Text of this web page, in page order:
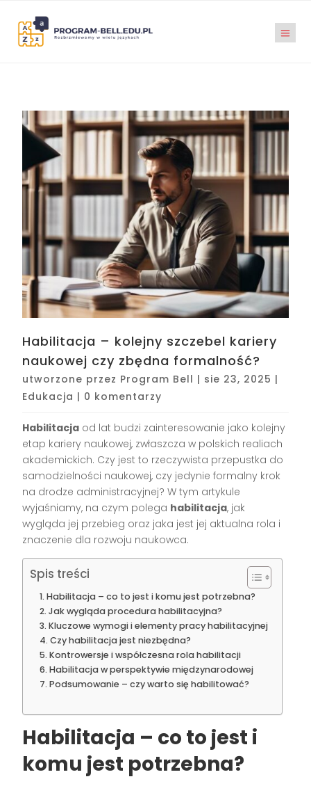
Habilitacja – kolejny szczebel kariery
naukowej czy zbędna formalność?
utworzone przez Program Bell | sie 23, 2025 |
Edukacja | 0 komentarzy
Habilitacja od lat budzi zainteresowanie jako kolejny
etap kariery naukowej, zwłaszcza w polskich realiach
akademickich. Czy jest to rzeczywista przepustka do
samodzielności naukowej, czy jedynie formalny krok
na drodze administracyjnej? W tym artykule
wyjaśniamy, na czym polega habilitacja, jak
wygląda jej przebieg oraz jaka jest jej aktualna rola i
znaczenie dla rozwoju naukowca.
Spis treści
Habilitacja – co to jest i komu jest potrzebna?
Jak wygląda procedura habilitacyjna?
Kluczowe wymogi i elementy pracy habilitacyjnej
Czy habilitacja jest niezbędna?
Kontrowersje i współczesna rola habilitacji
Habilitacja w perspektywie międzynarodowej
Podsumowanie – czy warto się habilitować?
Habilitacja – co to jest i
komu jest potrzebna?